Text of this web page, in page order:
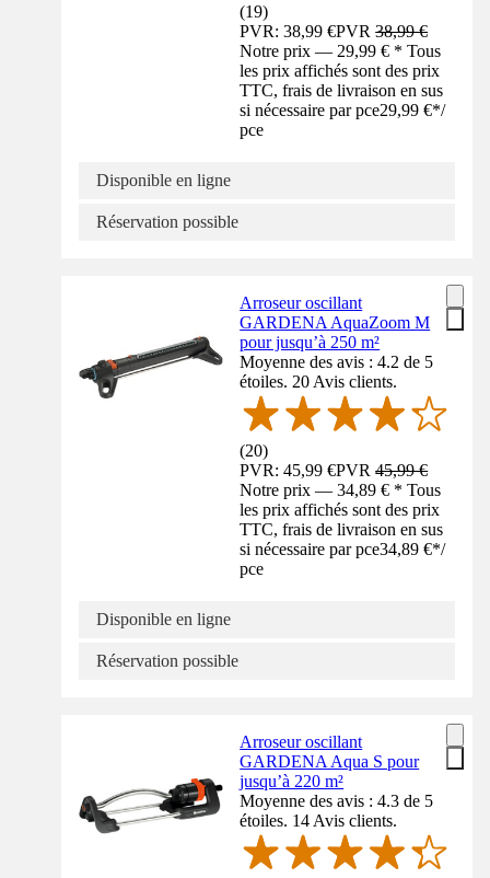
(19)
PVR: 38,99 €PVR38,99 €
Notre prix — 29,99 € * Tous
les prix affichés sont des prix
TTC, frais de livraison en sus
si nécessaire par pce29,99 €*/
pce
Disponible en ligne
Réservation possible
Arroseur oscillant
GARDENA AquaZoom M
pour jusqu’à 250 m²
Moyenne des avis : 4.2 de 5
étoiles. 20 Avis clients.
(20)
PVR: 45,99 €PVR45,99 €
Notre prix — 34,89 € * Tous
les prix affichés sont des prix
TTC, frais de livraison en sus
si nécessaire par pce34,89 €*/
pce
Disponible en ligne
Réservation possible
Arroseur oscillant
GARDENA Aqua S pour
jusqu’à 220 m²
Moyenne des avis : 4.3 de 5
étoiles. 14 Avis clients.